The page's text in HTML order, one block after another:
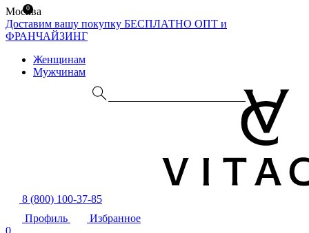
Москва
Доставим вашу покупку БЕСПЛАТНО ОПТ и
ФРАНЧАЙЗИНГ
Женщинам
Мужчинам
8 (800) 100-37-85
Профиль
Избранное
0